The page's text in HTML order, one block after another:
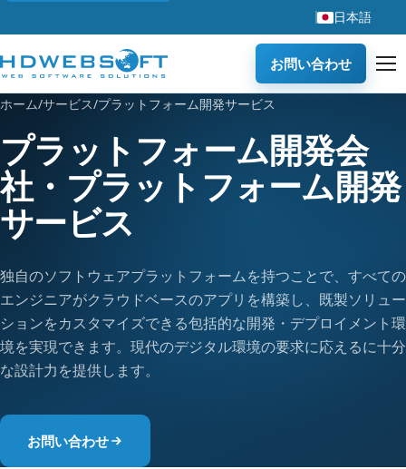
日本語
お問い合わせ
ホーム/サービス/プラットフォーム開発サービス
プラットフォーム開発会
社・プラットフォーム開発
サービス
独自のソフトウェアプラットフォームを持つことで、すべての
エンジニアがクラウドベースのアプリを構築し、既製ソリュー
ションをカスタマイズできる包括的な開発・デプロイメント環
境を実現できます。現代のデジタル環境の要求に応えるに十分
な設計力を提供します。
お問い合わせ